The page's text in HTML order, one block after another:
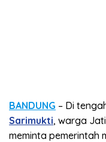
BANDUNG – Di
Sarimukti, warga
meminta pemerintah